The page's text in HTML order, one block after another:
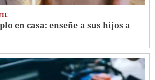
en casa: enseñe a sus hijos a